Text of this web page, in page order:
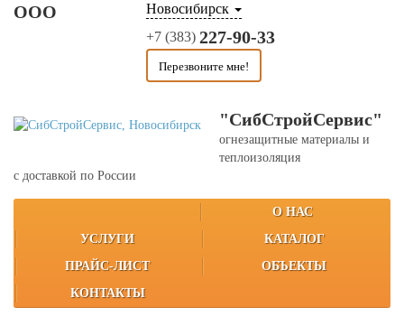
Новосибирск
+7 (383) 227-90-33
Перезвоните мне!
ООО
"СибСтройСервис"
огнезащитные материалы и
теплоизоляция
с доставкой по России
О НАС
УСЛУГИ
КАТАЛОГ
ПРАЙС-ЛИСТ
ОБЪЕКТЫ
КОНТАКТЫ